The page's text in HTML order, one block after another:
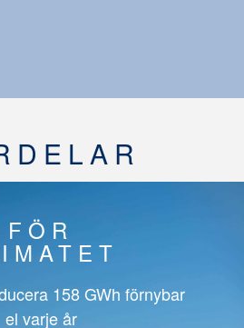
FÖR
158 GWh förnybar
el varje år